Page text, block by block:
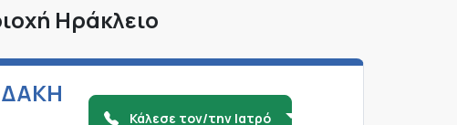
Ηράκλειο
Κάλεσε τον/την Ιατρό